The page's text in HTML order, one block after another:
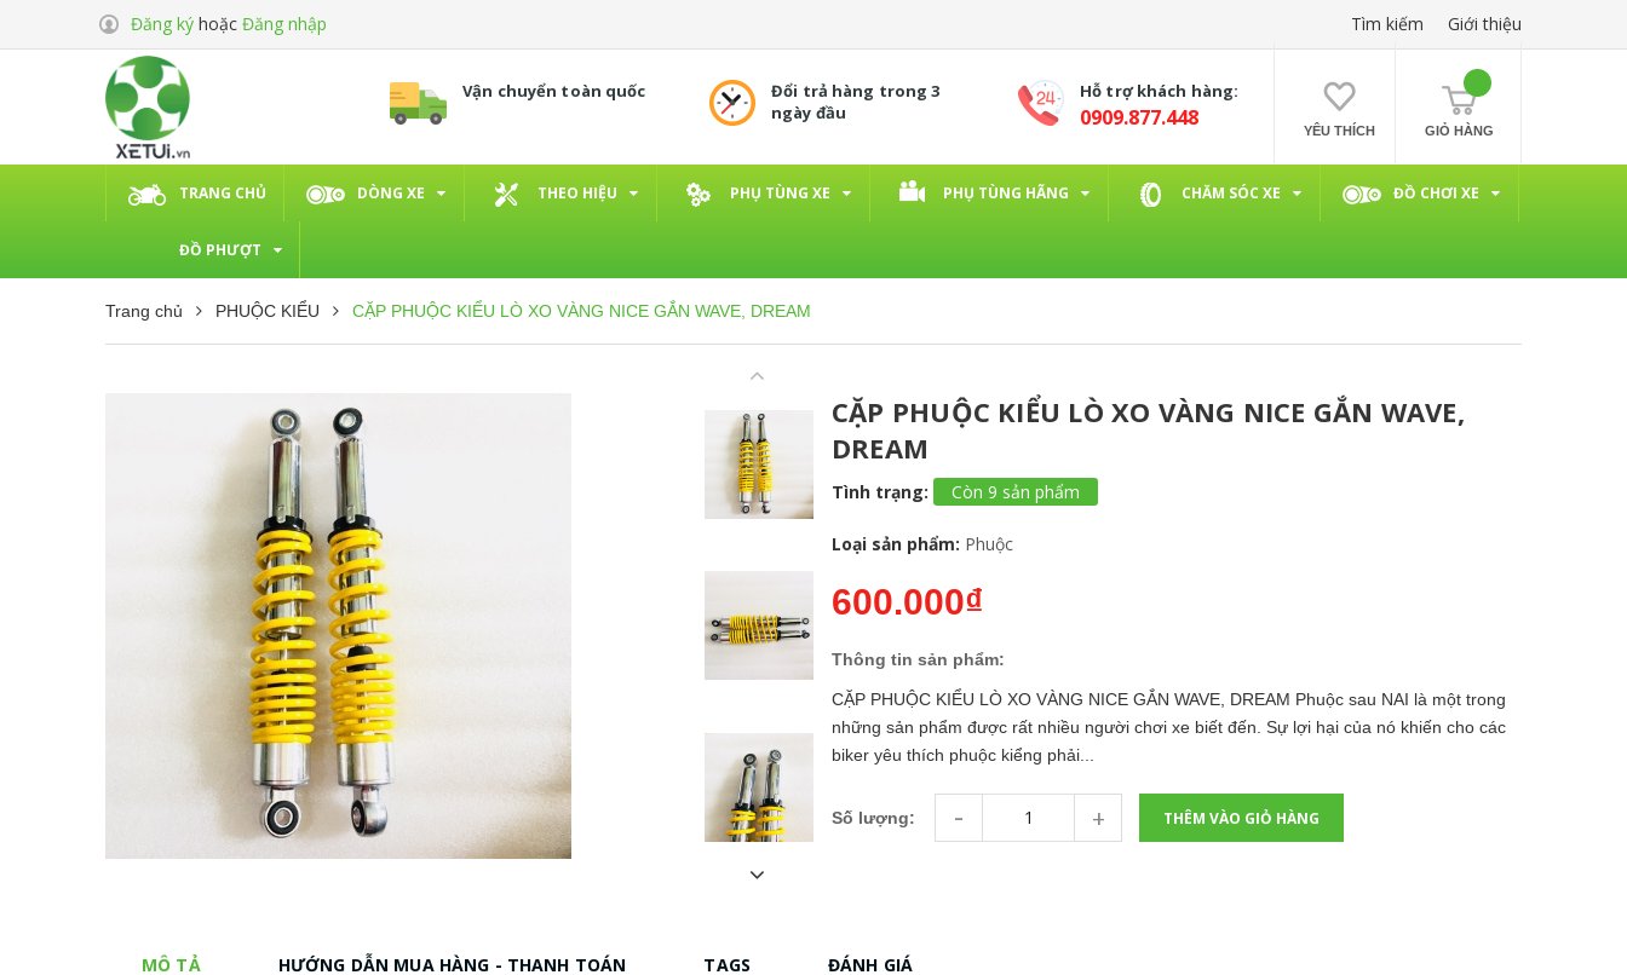
Đăng ký hoặc Đăng nhập Tìm kiếm Giới thiệu
Vận chuyển toàn quốc
Đổi trả hàng trong 3
ngày đầu
Hỗ trợ khách hàng:
0909.877.448 YÊU THÍCH GIỎ HÀNG
TRANG CHỦ DÒNG XE THEO HIỆU PHỤ TÙNG XE PHỤ TÙNG HÃNG CHĂM SÓC XE ĐỒ CHƠI XE
ĐỒ PHƯỢT
Trang chủ PHUỘC KIỂU CẶP PHUỘC KIỂU LÒ XO VÀNG NICE GẮN WAVE, DREAM
CẶP PHUỘC KIỂU LÒ XO VÀNG NICE GẮN WAVE,
DREAM
Tình trạng: Còn 9 sản phẩm
Loại sản phẩm: Phuộc
600.000₫
Thông tin sản phẩm:
CẶP PHUỘC KIỂU LÒ XO VÀNG NICE GẮN WAVE, DREAM Phuộc sau NAI là một trong
những sản phẩm được rất nhiều người chơi xe biết đến. Sự lợi hại của nó khiến cho các
biker yêu thích phuộc kiểng phải...
Số lượng: - + THÊM VÀO GIỎ HÀNG
MÔ TẢ HƯỚNG DẪN MUA HÀNG - THANH TOÁN TAGS ĐÁNH GIÁ